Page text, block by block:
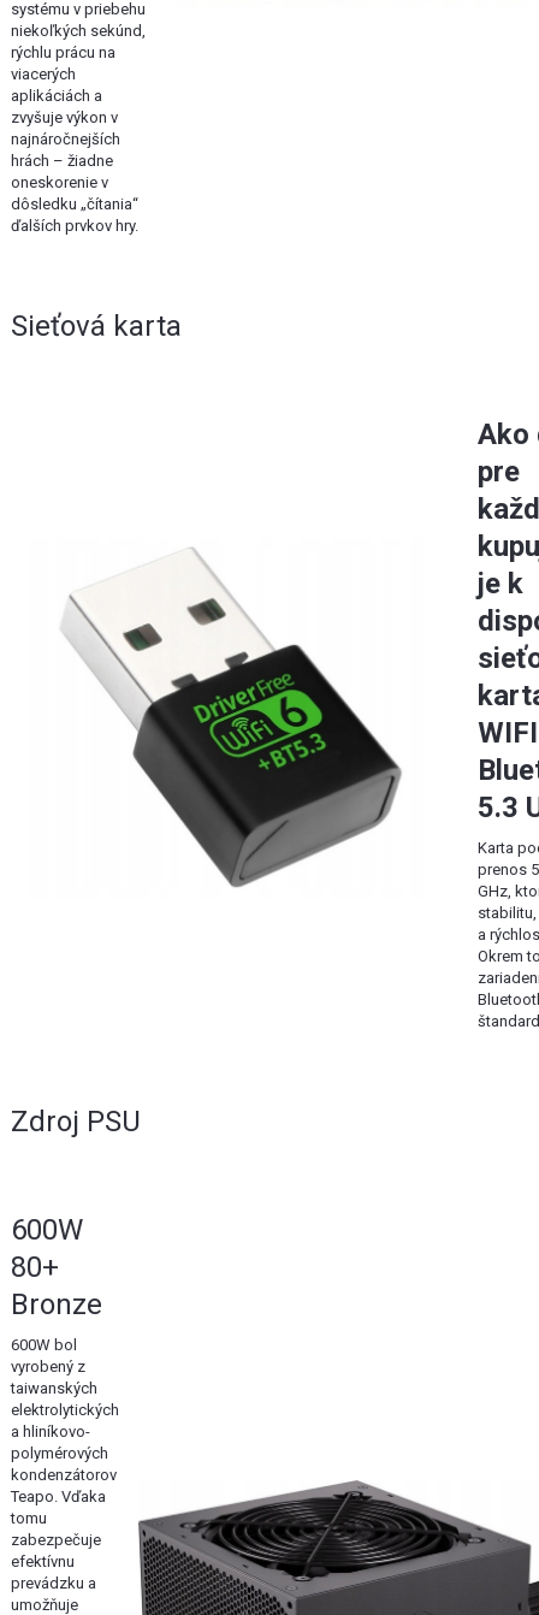
systému v priebehu
niekoľkých sekúnd,
rýchlu prácu na
viacerých
aplikáciách a
zvyšuje výkon v
najnáročnejších
hrách – žiadne
oneskorenie v
dôsledku „čítania“
ďalších prvkov hry.
Sieťová karta
Ako
pre
je k
5.3
Karta
prenos
GHz,
a
Okrem
Zdroj PSU
600W
80+
Bronze
600W bol
vyrobený z
taiwanských
elektrolytických
a hliníkovo-
polymérových
kondenzátorov
Teapo. Vďaka
tomu
zabezpečuje
efektívnu
prevádzku a
umožňuje